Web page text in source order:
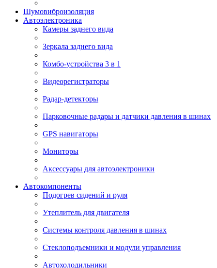
Шумовиброизоляция
Автоэлектроника
Камеры заднего вида
Зеркала заднего вида
Комбо-устройства 3 в 1
Видеорегистраторы
Радар-детекторы
Парковочные радары и датчики давления в шинах
GPS навигаторы
Мониторы
Аксессуары для автоэлектроники
Автокомпоненты
Подогрев сидений и руля
Утеплитель для двигателя
Системы контроля давления в шинах
Стеклоподъемники и модули управления
Автохолодильники